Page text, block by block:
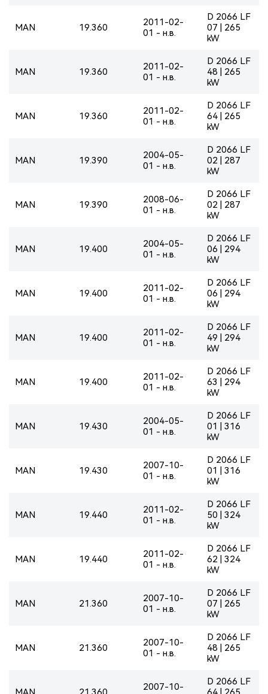
MAN 19.360
2011-02-
01 - н.в.
D 2066 LF
07 | 265
kW
MAN 19.360
2011-02-
01 - н.в.
D 2066 LF
48 | 265
kW
MAN 19.360
2011-02-
01 - н.в.
D 2066 LF
64 | 265
kW
MAN 19.390
2004-05-
01 - н.в.
D 2066 LF
02 | 287
kW
MAN 19.390
2008-06-
01 - н.в.
D 2066 LF
02 | 287
kW
MAN 19.400
2004-05-
01 - н.в.
D 2066 LF
06 | 294
kW
MAN 19.400
2011-02-
01 - н.в.
D 2066 LF
06 | 294
kW
MAN 19.400
2011-02-
01 - н.в.
D 2066 LF
49 | 294
kW
MAN 19.400
2011-02-
01 - н.в.
D 2066 LF
63 | 294
kW
MAN 19.430
2004-05-
01 - н.в.
D 2066 LF
01 | 316
kW
MAN 19.430
2007-10-
01 - н.в.
D 2066 LF
01 | 316
kW
MAN 19.440
2011-02-
01 - н.в.
D 2066 LF
50 | 324
kW
MAN 19.440
2011-02-
01 - н.в.
D 2066 LF
62 | 324
kW
MAN 21.360
2007-10-
01 - н.в.
D 2066 LF
07 | 265
kW
MAN 21.360
2007-10-
01 - н.в.
D 2066 LF
48 | 265
kW
2007-10-
D 2066 LF